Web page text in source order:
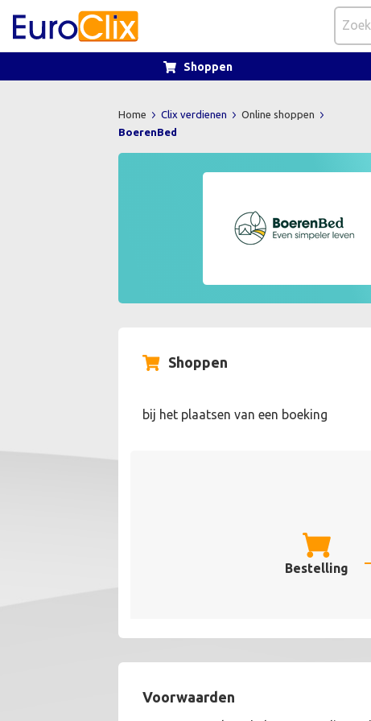
Shoppen
Home Clix verdienen
Online shoppen
BoerenBed
Shoppen
bij het plaatsen van een boeking
Bestelling
Voorwaarden